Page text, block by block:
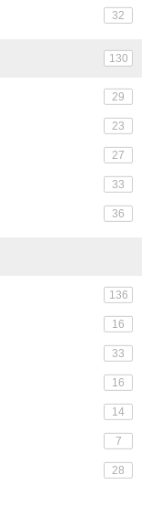
32
130
29
23
27
33
36
136
16
33
16
14
7
28